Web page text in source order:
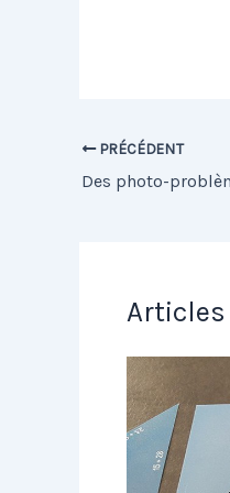
PRÉCÉDENT
Des photo-